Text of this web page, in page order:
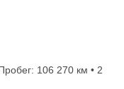
106 270 км • 2